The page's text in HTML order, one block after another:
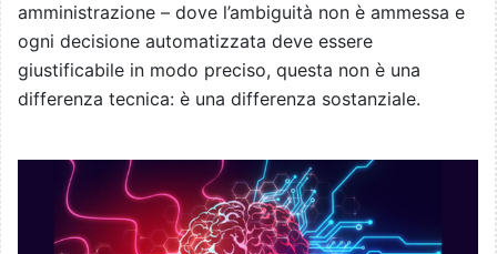
amministrazione – dove l’ambiguità non è ammessa e
ogni decisione automatizzata deve essere
giustificabile in modo preciso, questa non è una
differenza tecnica: è una differenza sostanziale.